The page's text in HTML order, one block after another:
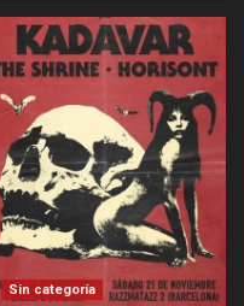
Sin categoría